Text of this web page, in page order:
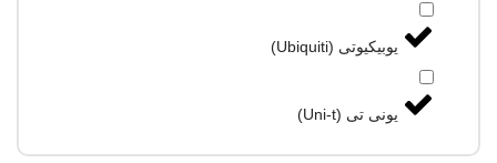
یوبیکیوتی (Ubiquiti)
یونی تی (Uni-t)